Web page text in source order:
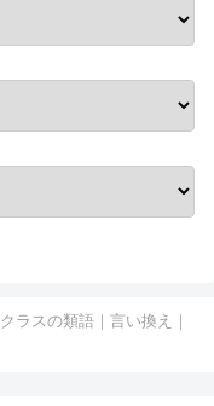
クラスの類語｜言い換え｜